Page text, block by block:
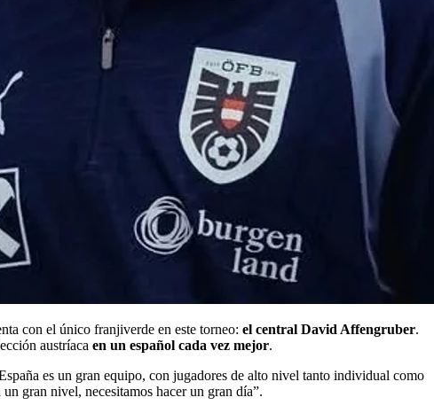
con el único franjiverde en este torneo: el central David Affengruber.
austríaca en un español cada vez mejor.
es un gran equipo, con jugadores de alto nivel tanto individual como
gran nivel, necesitamos hacer un gran día”.